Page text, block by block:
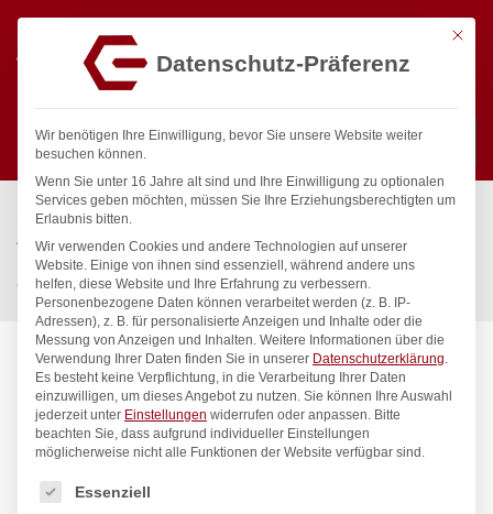
Suchen
Start / Gastronomiebedarf & Gastro Geräte für Profis
Aufsatz-Kühl- & -Gefriergeräte
Kühlvitrine mit 3 geneigten Regalen, Arktic, 500L, 230V/490W,
900x833x(H)1460mm
Mit
Datenschutz-Präferenz
Wir benötigen Ihre Einwilligung, bevor Sie unsere Website weiter
besuchen können.
Wenn Sie unter 16 Jahre alt sind und Ihre Einwilligung zu optionalen
Services geben möchten, müssen Sie Ihre Erziehungsberechtigten um
Erlaubnis bitten.
Wir verwenden Cookies und andere Technologien auf unserer
Website. Einige von ihnen sind essenziell, während andere uns
helfen, diese Website und Ihre Erfahrung zu verbessern.
Personenbezogene Daten können verarbeitet werden (z. B. IP-
Adressen), z. B. für personalisierte Anzeigen und Inhalte oder die
Messung von Anzeigen und Inhalten. Weitere Informationen über die
Verwendung Ihrer Daten finden Sie in unserer Datenschutzerklärung.
Es besteht keine Verpflichtung, in die Verarbeitung Ihrer Daten
einzuwilligen, um dieses Angebot zu nutzen. Sie können Ihre Auswahl
jederzeit unter Einstellungen widerrufen oder anpassen. Bitte
beachten Sie, dass aufgrund individueller Einstellungen
möglicherweise nicht alle Funktionen der Website verfügbar sind.
Es folgt eine Liste der Service-Gruppen, für die eine
Essenziell